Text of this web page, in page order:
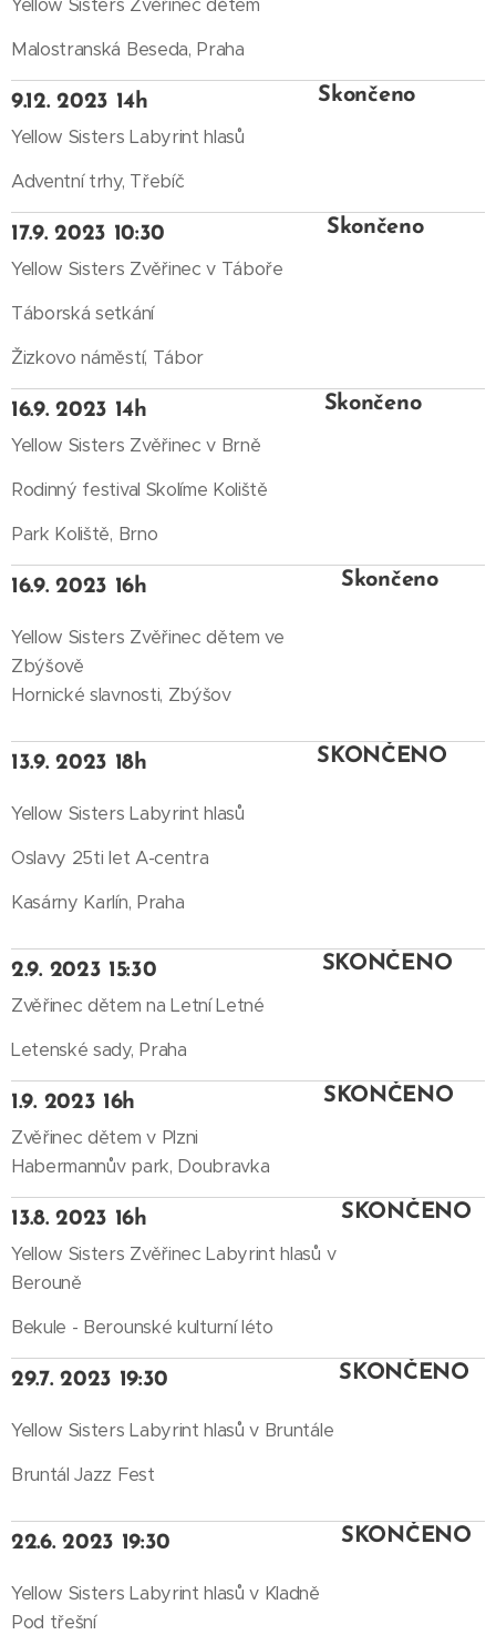
Yellow Sisters Zvěřinec dětem
Malostranská Beseda, Praha
9.12. 2023 14h
Yellow Sisters Labyrint hlasů
Adventní trhy, Třebíč
Skončeno
17.9. 2023 10:30
Yellow Sisters Zvěřinec v Táboře
Táborská setkání
Žizkovo náměstí, Tábor
Skončeno
16.9. 2023 14h
Yellow Sisters Zvěřinec v Brně
Rodinný festival Skolíme Koliště
Park Koliště, Brno
Skončeno
16.9. 2023 16h
Yellow Sisters Zvěřinec dětem ve
Zbýšově
Hornické slavnosti, Zbýšov
Skončeno
13.9. 2023 18h
Yellow Sisters Labyrint hlasů
Oslavy 25ti let A-centra
Kasárny Karlín, Praha
SKONČENO
2.9. 2023 15:30
Zvěřinec dětem na Letní Letné
Letenské sady, Praha
SKONČENO
1.9. 2023 16h
Zvěřinec dětem v Plzni
Habermannův park, Doubravka
SKONČENO
13.8. 2023 16h
Yellow Sisters Zvěřinec Labyrint hlasů v
Berouně
Bekule - Berounské kulturní léto
SKONČENO
29.7. 2023 19:30
Yellow Sisters Labyrint hlasů v Bruntále
Bruntál Jazz Fest
SKONČENO
22.6. 2023 19:30
Yellow Sisters Labyrint hlasů v Kladně
Pod třešní
SKONČENO